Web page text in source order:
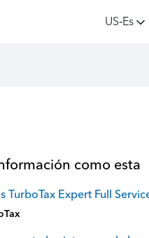
US‑Es
como esta
TurboTax Expert Full